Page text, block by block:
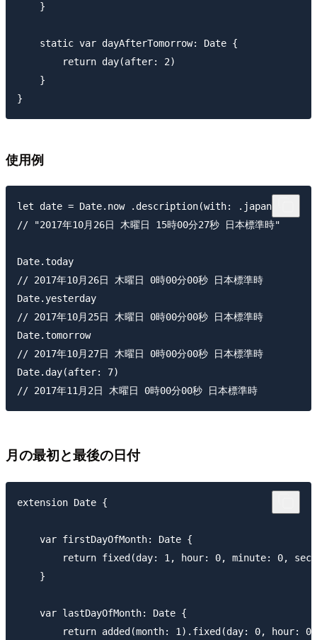
    }
    static var dayAfterTomorrow: Date {
        return day(after: 2)
    }
使用例
let date = Date.now .description(with: .japan)
// "2017年10月26日 木曜日 15時00分27秒 日本標準時"
Date.today
// 2017年10月26日 木曜日 0時00分00秒 日本標準時
Date.yesterday
// 2017年10月25日 木曜日 0時00分00秒 日本標準時
Date.tomorrow
// 2017年10月27日 木曜日 0時00分00秒 日本標準時
Date.day(after: 7)
月の最初と最後の日付
extension Date {
    var firstDayOfMonth: Date {
return fixed(day: 1, hour: 0, minute: 0,
    }
    var lastDayOfMonth: Date {
return added(month: 1).fixed(day: 0, hour: